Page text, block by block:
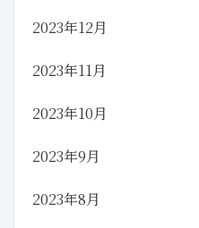
2023年12月
2023年11月
2023年10月
2023年9月
2023年8月